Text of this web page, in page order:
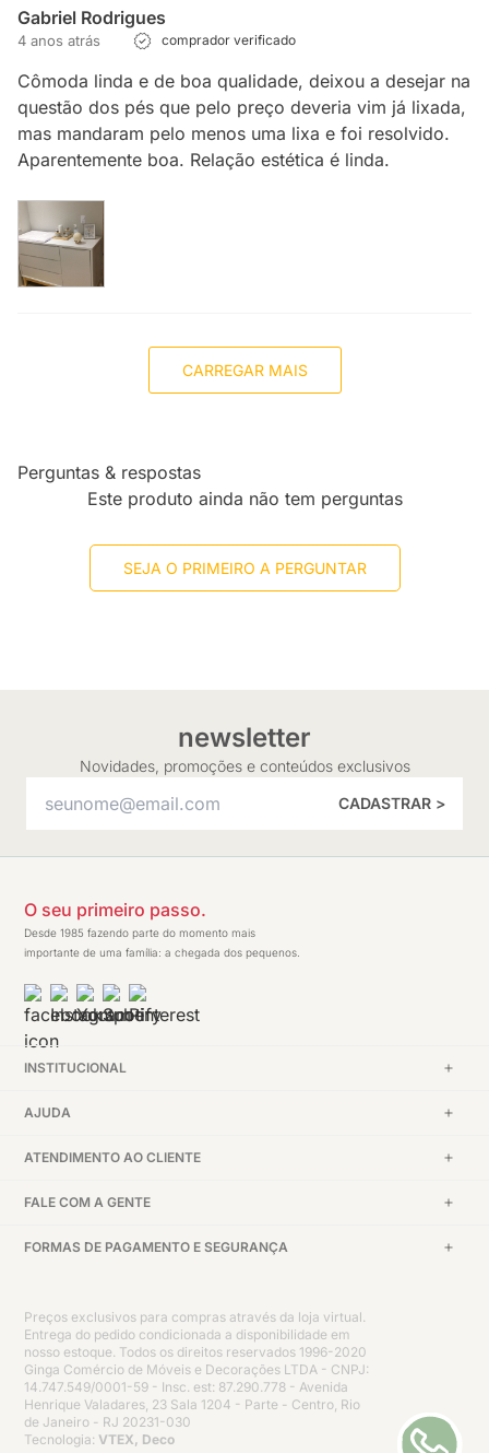
Gabriel Rodrigues
4 anos atrás comprador verificado
Cômoda linda e de boa qualidade, deixou a desejar na
questão dos pés que pelo preço deveria vim já lixada,
mas mandaram pelo menos uma lixa e foi resolvido.
Aparentemente boa. Relação estética é linda.
CARREGAR MAIS
Perguntas & respostas
Este produto ainda não tem perguntas
SEJA O PRIMEIRO A PERGUNTAR
newsletter
Novidades, promoções e conteúdos exclusivos
CADASTRAR >
O seu primeiro passo.
Desde 1985 fazendo parte do momento mais
importante de uma família: a chegada dos pequenos.
INSTITUCIONAL
AJUDA
ATENDIMENTO AO CLIENTE
FALE COM A GENTE
FORMAS DE PAGAMENTO E SEGURANÇA
Preços exclusivos para compras através da loja virtual.
Entrega do pedido condicionada a disponibilidade em
nosso estoque. Todos os direitos reservados 1996-2020
Ginga Comércio de Móveis e Decorações LTDA - CNPJ:
14.747.549/0001-59 - Insc. est: 87.290.778 - Avenida
Henrique Valadares, 23 Sala 1204 - Parte - Centro, Rio
de Janeiro - RJ 20231-030
Tecnologia: VTEX, Deco